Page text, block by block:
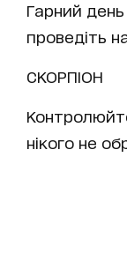
Гарний
проведіть
СКОРПІОН
нікого не